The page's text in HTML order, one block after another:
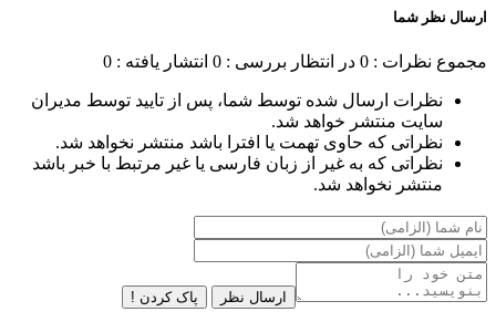
ارسال نظر شما
مجموع نظرات : 0 در انتظار بررسی : 0 انتشار یافته : 0
نظرات ارسال شده توسط شما، پس از تایید توسط مدیران
سایت منتشر خواهد شد.
نظراتی که حاوی تهمت یا افترا باشد منتشر نخواهد شد.
نظراتی که به غیر از زبان فارسی یا غیر مرتبط با خبر باشد
منتشر نخواهد شد.
ارسال نظر پاک کردن !